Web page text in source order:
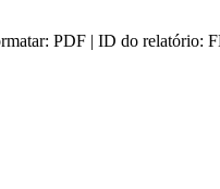
PDF | ID do relatório: